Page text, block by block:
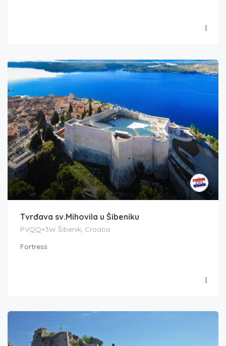
Tvrđava sv.Mihovila u Šibeniku
PVQQ+3W Šibenik, Croatia
Fortress